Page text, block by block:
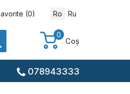
(0) Ro Ru
0
Coș
078943333